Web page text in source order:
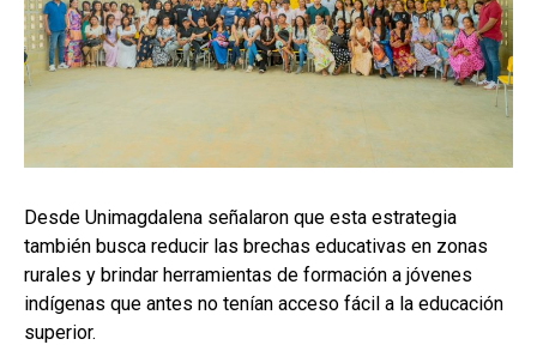
Desde Unimagdalena señalaron que esta estrategia
también busca reducir las brechas educativas en zonas
rurales y brindar herramientas de formación a jóvenes
indígenas que antes no tenían acceso fácil a la educación
superior.